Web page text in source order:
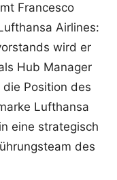
Francesco
Airlines:
wird er
Hub Manager
Position des
Lufthansa
eine strategisch
des